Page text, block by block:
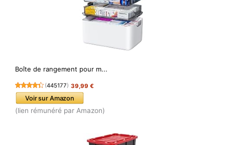
Boîte de rangement pour m...
(445177) 39,99 €
Voir sur Amazon
(lien rémunéré par Amazon)